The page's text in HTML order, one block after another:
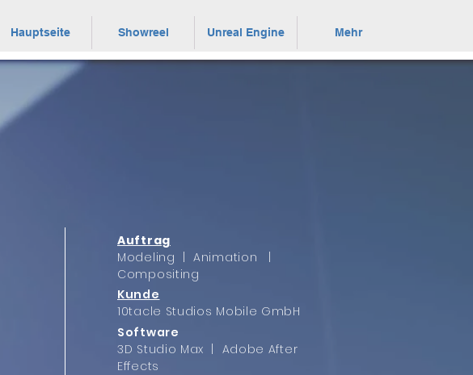
Hauptseite Showreel Unreal Engine Mehr
Auftrag
Modeling | Animation |
Compositing
Kunde
10tacle Studios Mobile GmbH
Software
3D Studio Max | Adobe After
Effects